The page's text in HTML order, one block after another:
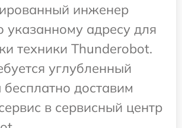
инженер
указанному адресу для
техники Thunderobot.
углубленный
доставим
в сервисный центр